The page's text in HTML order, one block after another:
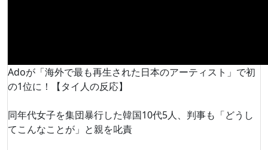
Adoが「海外で最も再生された日本のアーティスト」で初
の1位に！【タイ人の反応】
同年代女子を集団暴行した韓国10代5人、判事も「どうし
てこんなことが」と親を叱責